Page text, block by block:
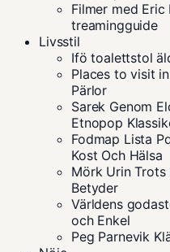
Filmer med
treamingguide
Livsstil
Ifö toalettstol
Places to visit
Pärlor
Sarek Genom
Etnopop
Fodmap Lista
Kost Och Hälsa
Mörk Urin Trots
Betyder
Världens
och Enkel
Peg Parnevik